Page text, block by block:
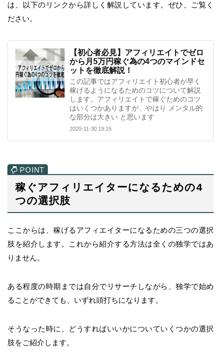
は、以下のリンクから詳しく解説しています。ぜひ、ご覧く
ださい。
【初心者必見】アフィリエイトでゼロ
から月5万円稼ぐ為の4つのマインドセ
ットを徹底解説！
この記事ではアフィリエイト初心者が早く
稼げるようになるためのコツについて解説
します。アフィリエイトで稼ぐためのコツ
はいくつかありますが、やはり メンタル的
な部分は大きい と思います
2020-11-30 19:15
稼ぐアフィリエイターになるための4
つの選択肢
ここからは、稼げるアフィエイターになるための三つの選択
肢を紹介します。これから紹介する方法は全くの独学ではあ
りません。
ある程度の時期までは自分でリサーチしながら、独学で始め
ることができても、いずれ頭打ちになります。
そうなった時に、どうすればいいかについていくつかの選択
肢をご紹介します。